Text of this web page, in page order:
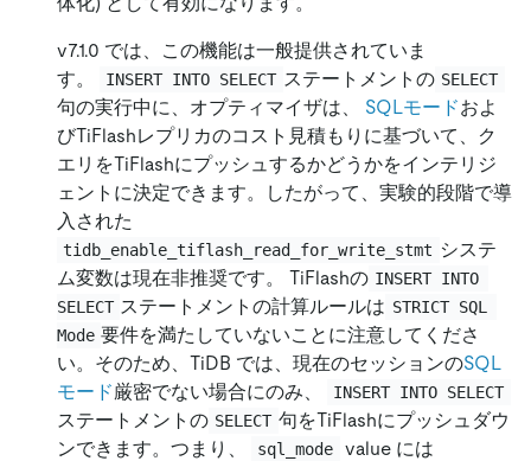
v7.1.0 では、この機能は一般提供されていま
す。
INSERT INTO SELECT ステートメントの SELECT
句の実行中に、オプティマイザは、 SQLモードおよ
びTiFlashレプリカのコスト見積もりに基づいて、ク
エリをTiFlashにプッシュするかどうかをインテリジ
ェントに決定できます。したがって、実験的段階で導
入された
tidb_enable_tiflash_read_for_write_stmt システ
ム変数は現在非推奨です。 TiFlashの INSERT INTO
SELECT ステートメントの計算ルールは STRICT SQL
Mode 要件を満たしていないことに注意してくださ
い。そのため、TiDB では、現在のセッションのSQL
モード厳密でない場合にのみ、 INSERT INTO SELECT
ステートメントの SELECT 句をTiFlashにプッシュダウ
ンできます。つまり、
sql_mode value には